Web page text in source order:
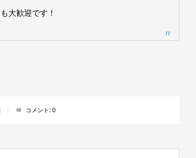
大歓迎です！
コメント:0